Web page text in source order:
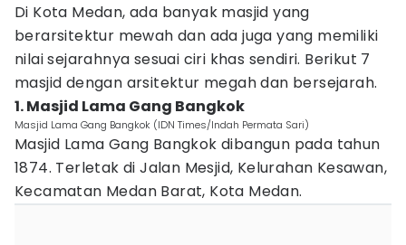
Di Kota Medan, ada banyak masjid yang
berarsitektur mewah dan ada juga yang memiliki
nilai sejarahnya sesuai ciri khas sendiri. Berikut 7
masjid dengan arsitektur megah dan bersejarah.
1. Masjid Lama Gang Bangkok
Masjid Lama Gang Bangkok (IDN Times/Indah Permata Sari)
Masjid Lama Gang Bangkok dibangun pada tahun
1874. Terletak di Jalan Mesjid, Kelurahan Kesawan,
Kecamatan Medan Barat, Kota Medan.